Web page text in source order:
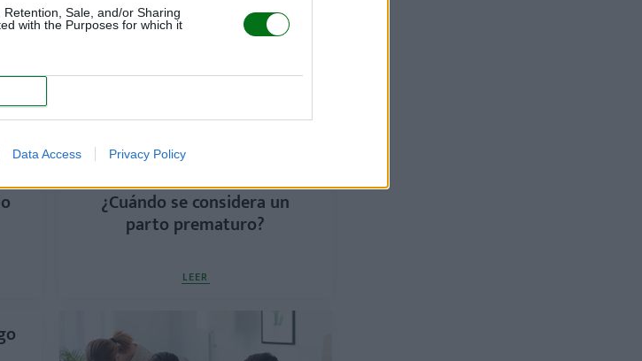
Sale, and/or Sharing
with the Purposes for which it
Data Access Privacy Policy
¿Cuándo se considera un
parto prematuro?
LEER